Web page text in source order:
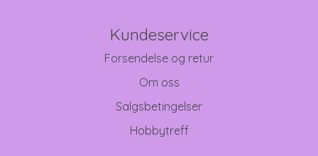
Kundeservice
Forsendelse og retur
Om oss
Salgsbetingelser
Hobbytreff